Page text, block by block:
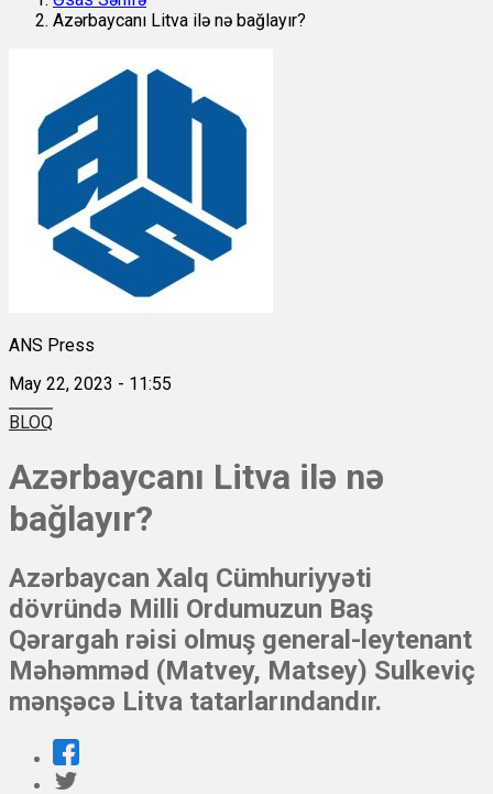
Azərbaycanı Litva ilə nə bağlayır?
ANS Press
May 22, 2023 - 11:55
BLOQ
Azərbaycanı Litva ilə nə
bağlayır?
Azərbaycan Xalq Cümhuriyyəti
dövründə Milli Ordumuzun Baş
Qərargah rəisi olmuş general-leytenant
Məhəmməd (Matvey, Matsey) Sulkeviç
mənşəcə Litva tatarlarındandır.